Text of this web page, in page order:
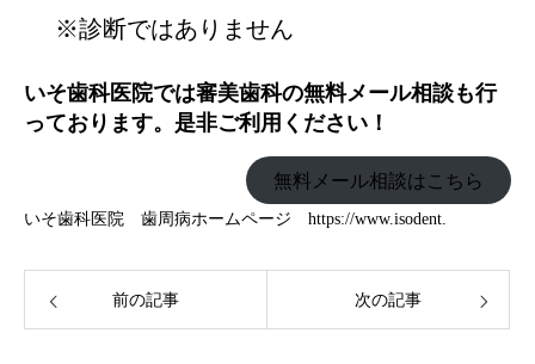
※診断ではありません
いそ歯科医院では審美歯科の無料メール相談も行
っております。是非ご利用ください！
無料メール相談はこちら
いそ歯科医院 歯周病ホームページ https://www.isodent.
前の記事 次の記事